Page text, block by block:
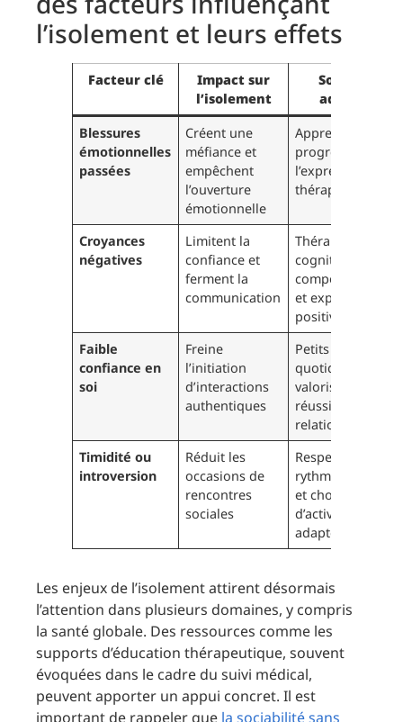
l’isolement et leurs effets
Facteur clé
Impact sur
l’isolement
Solutions
adaptées
Blessures
émotionnelles
passées
Créent une
méfiance et
empêchent
l’ouverture
émotionnelle
Apprentissage
progressif de
l’expression et
thérapie ciblée
Croyances
négatives
Limitent la
confiance et
ferment la
communication
Thérapie
cognitivo-
et expériences
positives sociales
Faible
confiance en
soi
Freine
l’initiation
d’interactions
authentiques
Petits pas
quotidiens et
valorisation des
réussites
relationnelles
Timidité ou
introversion
Réduit les
occasions de
rencontres
sociales
Respect du
rythme
et choix
d’activités
adaptées
Les enjeux de l’isolement attirent désormais
l’attention dans plusieurs domaines, y compris
la santé globale. Des ressources comme les
supports d’éducation thérapeutique, souvent
évoquées dans le cadre du suivi médical,
peuvent apporter un appui concret. Il est
important de rappeler que la sociabilité sans